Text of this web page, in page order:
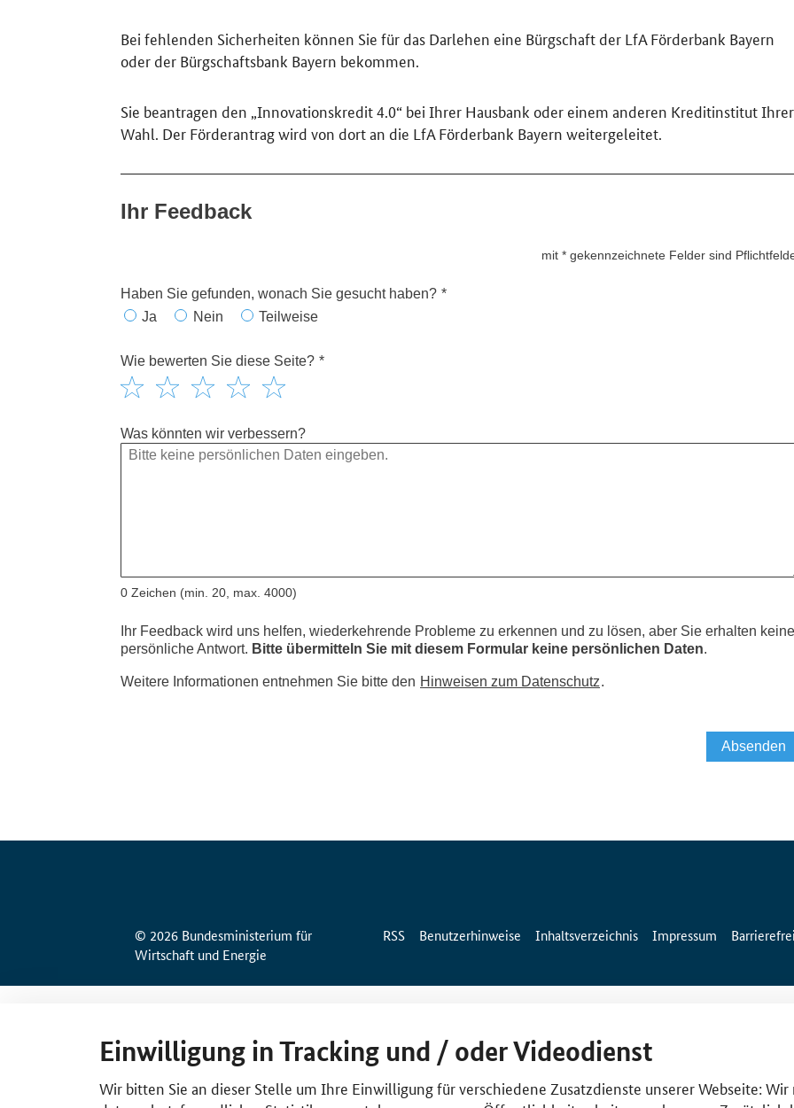
Bei fehlenden Sicherheiten können Sie für das Darlehen eine Bürgschaft der LfA Förderbank Bayern
oder der Bürgschaftsbank Bayern bekommen.
Sie beantragen den „Innovationskredit 4.0“ bei Ihrer Hausbank oder einem anderen Kreditinstitut Ihrer
Wahl. Der Förderantrag wird von dort an die LfA Förderbank Bayern weitergeleitet.
© 2026 Bundesministerium für
Wirtschaft und Energie
RSS Benutzerhinweise Inhaltsverzeichnis Impressum
Einwilligung in Tracking und / oder Videodienst
Wir bitten Sie an dieser Stelle um Ihre Einwilligung für verschiedene Zusatzdienste unserer Webseite: